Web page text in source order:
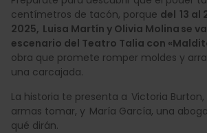
centímetros de tacón, porque del 13 al
2025, Luisa Martín y Olivia Molina se
escenario del Teatro Talia con
obra que promete romper moldes y
una carcajada.
La historia te presenta a Victoria
armas tomar, y María García, una
qué dirán.